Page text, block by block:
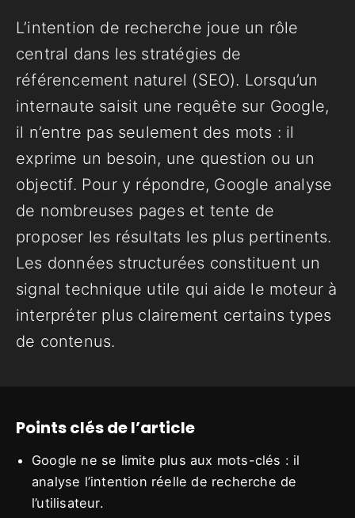
L’intention de recherche joue un rôle
central dans les stratégies de
référencement naturel (SEO). Lorsqu’un
internaute saisit une requête sur Google,
il n’entre pas seulement des mots : il
exprime un besoin, une question ou un
objectif. Pour y répondre, Google analyse
de nombreuses pages et tente de
proposer les résultats les plus pertinents.
Les données structurées constituent un
signal technique utile qui aide le moteur à
interpréter plus clairement certains types
de contenus.
Points clés de l’article
Google ne se limite plus aux mots-clés : il
analyse l’intention réelle de recherche de
l’utilisateur.